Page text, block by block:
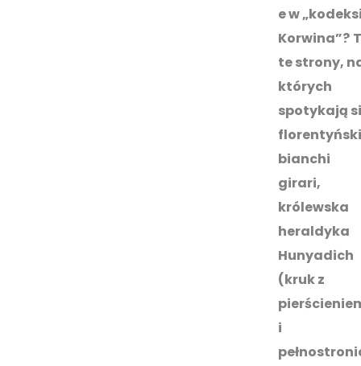
e w
Korwina”?
te strony,
których
spotykają
bianchi
girari,
królewska
heraldyka
Hunyadich
(kruk z
i